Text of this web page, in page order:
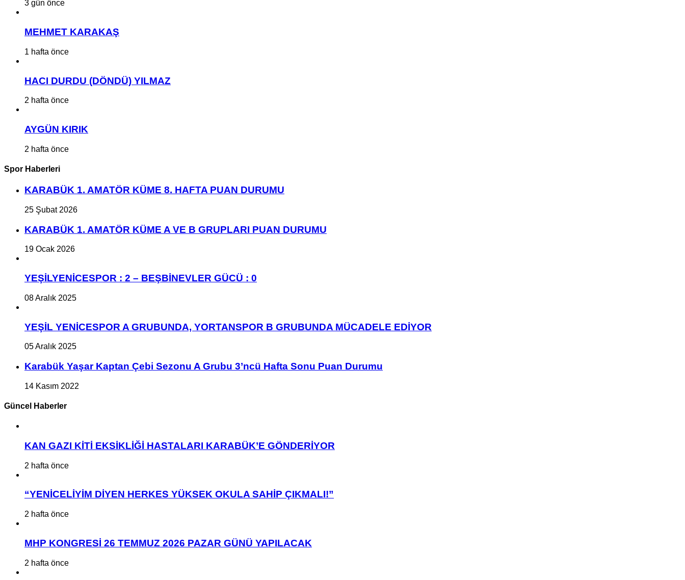
3 gün önce
MEHMET KARAKAŞ
1 hafta önce
HACI DURDU (DÖNDÜ) YILMAZ
2 hafta önce
AYGÜN KIRIK
2 hafta önce
Spor Haberleri
KARABÜK 1. AMATÖR KÜME 8. HAFTA PUAN DURUMU
25 Şubat 2026
KARABÜK 1. AMATÖR KÜME A VE B GRUPLARI PUAN DURUMU
19 Ocak 2026
YEŞİLYENİCESPOR : 2 – BEŞBİNEVLER GÜCÜ : 0
08 Aralık 2025
YEŞİL YENİCESPOR A GRUBUNDA, YORTANSPOR B GRUBUNDA MÜCADELE EDİYOR
05 Aralık 2025
Karabük Yaşar Kaptan Çebi Sezonu A Grubu 3’ncü Hafta Sonu Puan Durumu
14 Kasım 2022
Güncel Haberler
KAN GAZI KİTİ EKSİKLİĞİ HASTALARI KARABÜK’E GÖNDERİYOR
2 hafta önce
“YENİCELİYİM DİYEN HERKES YÜKSEK OKULA SAHİP ÇIKMALI!”
2 hafta önce
MHP KONGRESİ 26 TEMMUZ 2026 PAZAR GÜNÜ YAPILACAK
2 hafta önce